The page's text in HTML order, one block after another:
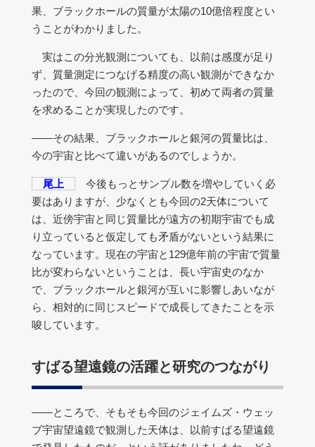
果、ブラックホールの質量が太陽の10億倍程度とい
うことがわかりました。
実はこの分光観測についても、以前は感度が足り
ず、質量測定につなげる精度の高い観測ができなか
ったので、今回の観測によって、初めて両者の質量
を求めることが実現したのです。
――その結果、ブラックホールと銀河の質量比は、
今の宇宙と比べて違いがあるのでしょうか。
尾上
今後もっとサンプル数を増やしていく必
要はありますが、少なくとも今回の2天体について
は、近傍宇宙と同じ質量比が遠方の初期宇宙でも成
り立っていると仮定しても矛盾がないという結果に
なっています。現在の宇宙と129億年前の宇宙で質量
比が変わらないということは、長い宇宙史のなか
で、ブラックホールと銀河が互いに影響しあいなが
ら、相対的に同じスピードで成長してきたことを示
唆しています。
すばる望遠鏡の活躍と研究のつながり
――ところで、そもそも今回のジェイムズ・ウェッ
ブ宇宙望遠鏡で観測した天体は、以前すばる望遠鏡